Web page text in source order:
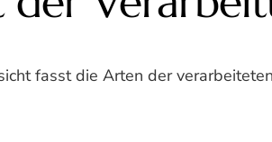
fasst die Arten der